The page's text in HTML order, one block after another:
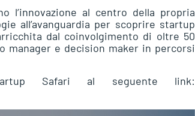
l’innovazione al centro della propria
all’avanguardia per scoprire startup
dal coinvolgimento di oltre 50
manager e decision maker in percorsi
Safari al seguente link: